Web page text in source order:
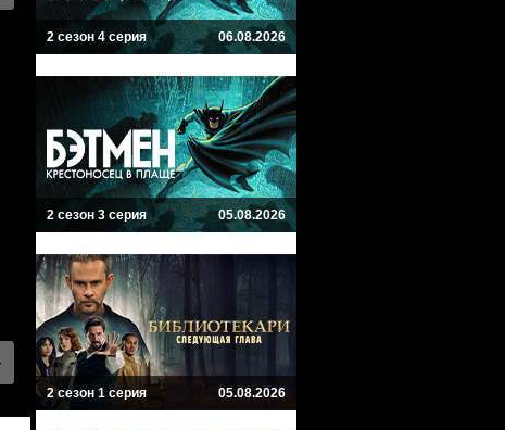
2 сезон 4 серия 06.08.2026
2 сезон 3 серия 05.08.2026
2 сезон 1 серия 05.08.2026